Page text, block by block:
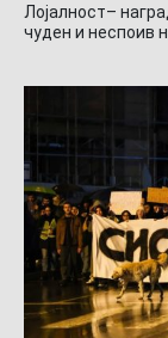
Лојалност–
чуден и неспоив